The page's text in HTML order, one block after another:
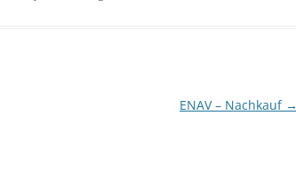
ENAV – Nachkauf →